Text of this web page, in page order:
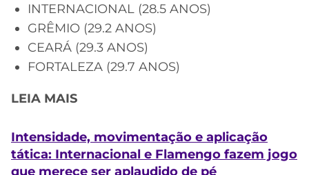
INTERNACIONAL (28.5 ANOS)
GRÊMIO (29.2 ANOS)
CEARÁ (29.3 ANOS)
FORTALEZA (29.7 ANOS)
LEIA MAIS
Intensidade, movimentação e aplicação
tática: Internacional e Flamengo fazem jogo
que merece ser aplaudido de pé